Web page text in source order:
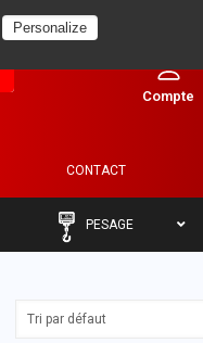
CONTACT
–
PESAGE
Personalize